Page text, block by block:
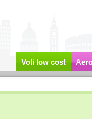
Voli low cost